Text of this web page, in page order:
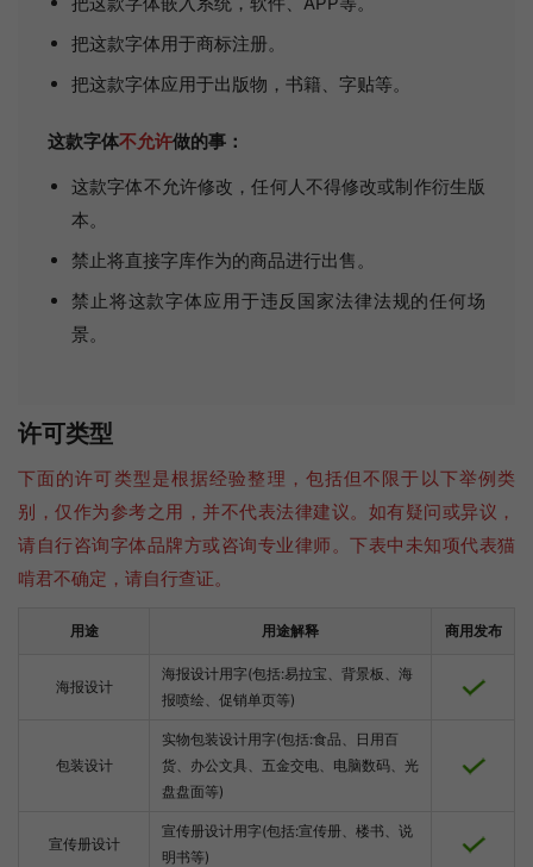
把这款字体用于商标注册。
把这款字体应用于出版物，书籍、字贴等。
这款字体不允许做的事：
这款字体不允许修改，任何人不得修改或制作衍生版
本。
禁止将直接字库作为的商品进行出售。
禁止将这款字体应用于违反国家法律法规的任何场
景。
许可类型
下面的许可类型是根据经验整理，包括但不限于以下举例类
别，仅作为参考之用，并不代表法律建议。如有疑问或异议，
请自行咨询字体品牌方或咨询专业律师。下表中未知项代表猫
啃君不确定，请自行查证。
用途 用途解释 商用发布
海报设计
海报设计用字(包括:易拉宝、背景板、海
报喷绘、促销单页等)
包装设计
实物包装设计用字(包括:食品、日用百
货、办公文具、五金交电、电脑数码、光
盘盘面等)
宣传册设计
宣传册设计用字(包括:宣传册、楼书、说
明书等)